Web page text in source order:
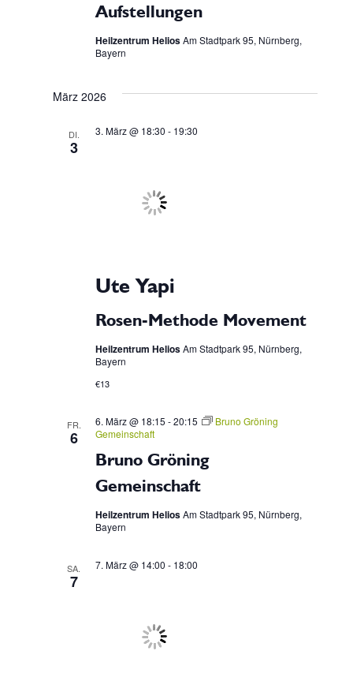
Aufstellungen
Heilzentrum HeliosAm Stadtpark 95, Nürnberg,
Bayern
März 2026
DI.
3
3. März @ 18:30 - 19:30
Ute Yapi
Rosen-Methode Movement
Heilzentrum HeliosAm Stadtpark 95, Nürnberg,
Bayern
€13
FR.
6
6. März @ 18:15 -20:15
Bruno Gröning
Gemeinschaft
Bruno Gröning
Gemeinschaft
Heilzentrum HeliosAm Stadtpark 95, Nürnberg,
Bayern
SA.
7
7. März @ 14:00 - 18:00